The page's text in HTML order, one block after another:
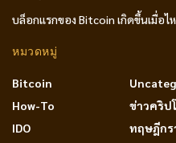
บล็อกแรกของ Bitcoin เกิดขึ้นเมื่อไ
หมวดหมู่
Bitcoin
How-To
IDO
ข่าวคริป
ทฤษฎีกร